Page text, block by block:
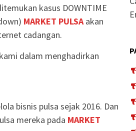
kasus DOWNTIME
MARKET PULSAakan
cadangan.
dalam menghadirkan
bisnis pulsa sejak 2016. Dan
mereka pada MARKET